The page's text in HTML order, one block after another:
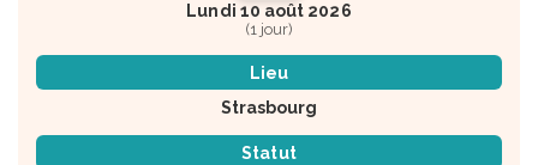
Lundi 10 août 2026
(1 jour)
Lieu
Strasbourg
Statut